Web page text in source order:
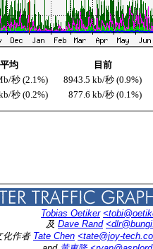
平均
目前
秒 (2.1%)
8943.5 kb/秒 (0.9%)
秒 (0.2%) 877.6 kb/秒 (0.1%)
Tobias Oetiker
及 Dave Rand
化作者 Tate Chen <tate@joy-